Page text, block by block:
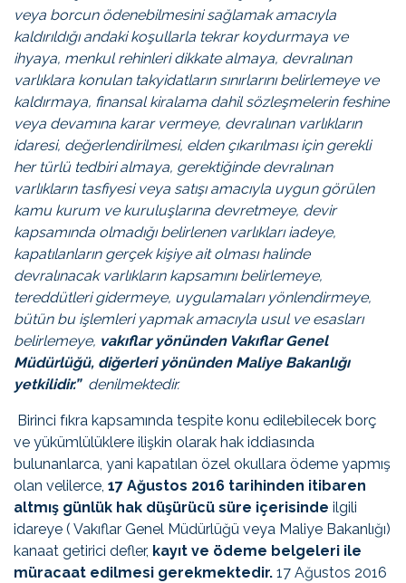
veya borcun ödenebilmesini sağlamak amacıyla
kaldırıldığı andaki koşullarla tekrar koydurmaya ve
ihyaya, menkul rehinleri dikkate almaya, devralınan
varlıklara konulan takyidatların sınırlarını belirlemeye ve
kaldırmaya, finansal kiralama dahil sözleşmelerin feshine
veya devamına karar vermeye, devralınan varlıkların
idaresi, değerlendirilmesi, elden çıkarılması için gerekli
her türlü tedbiri almaya, gerektiğinde devralınan
varlıkların tasfiyesi veya satışı amacıyla uygun görülen
kamu kurum ve kuruluşlarına devretmeye, devir
kapsamında olmadığı belirlenen varlıkları iadeye,
kapatılanların gerçek kişiye ait olması halinde
devralınacak varlıkların kapsamını belirlemeye,
tereddütleri gidermeye, uygulamaları yönlendirmeye,
bütün bu işlemleri yapmak amacıyla usul ve esasları
belirlemeye, vakıflar yönünden Vakıflar Genel
Müdürlüğü, diğerleri yönünden Maliye Bakanlığı
yetkilidir.” denilmektedir.
Birinci fıkra kapsamında tespite konu edilebilecek borç
ve yükümlülüklere ilişkin olarak hak iddiasında
bulunanlarca, yani kapatılan özel okullara ödeme yapmış
olan velilerce, 17 Ağustos 2016 tarihinden itibaren
altmış günlük hak düşürücü süre içerisinde ilgili
idareye ( Vakıflar Genel Müdürlüğü veya Maliye Bakanlığı)
kanaat getirici defler, kayıt ve ödeme belgeleri ile
müracaat edilmesi gerekmektedir. 17 Ağustos 2016